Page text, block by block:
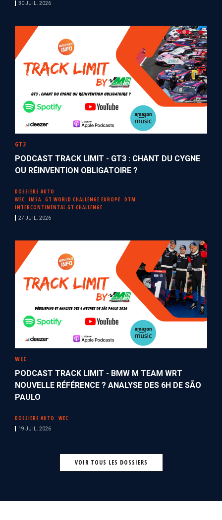
30 JUIL. 2026
GT3
PODCAST TRACK LIMIT - GT3 : CHANT DU CYGNE
OU RÉINVENTION OBLIGATOIRE ?
DOSSIERS AUTO
WEC
IMSA GT WORLD CHALLENGE EUROPE
DTM
INTERCONTINENTAL GT CHALLENGE
27 JUIL. 2026
WEC
PODCAST TRACK LIMIT - BMW M TEAM WRT
NOUVELLE RÉFÉRENCE ? ANALYSE DES 6H DE SÃO
PAULO
DOSSIERS AUTO WEC
19 JUIL. 2026
VOIR TOUS LES DOSSIERS